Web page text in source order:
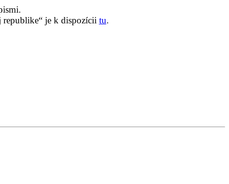
je k dispozícii tu.